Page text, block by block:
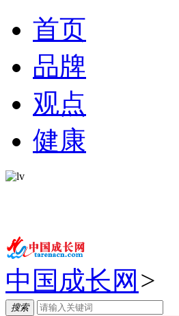
首页
品牌
观点
健康
中国成长网 >
搜索